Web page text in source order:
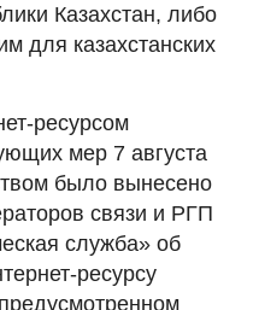
Казахстан, либо
для казахстанских
ресурсом
мер 7 августа
было вынесено
связи и РГП
служба» об
ресурсу